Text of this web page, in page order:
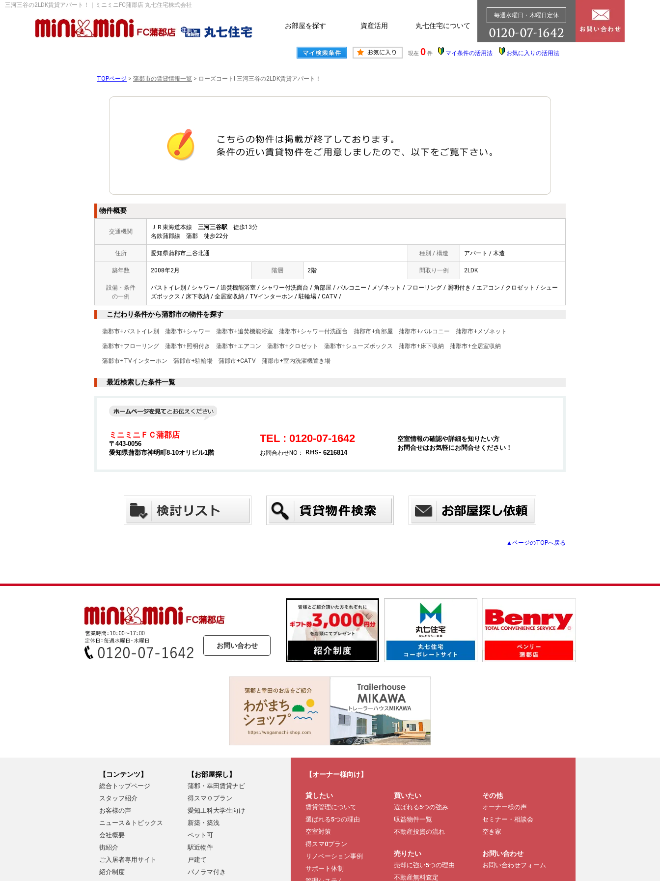
三河三谷の2LDK賃貸アパート！｜ミニミニFC蒲郡店 丸七住宅株式会社
お部屋を探す 資産活用 丸七住宅について
毎週水曜日・木曜日定休
現在 0 件 マイ条件の活用法 お気に入りの活用法
TOPページ > 蒲郡市の賃貸情報一覧 > ローズコートI 三河三谷の2LDK賃貸アパート！
物件概要
交通機関
ＪＲ東海道本線 三河三谷駅 徒歩13分
名鉄蒲郡線 蒲郡 徒歩22分
住所 愛知県蒲郡市三谷北通 種別 / 構造 アパート / 木造
築年数 2008年2月 階層 2階 間取り一例 2LDK
設備・条件
の一例
バストイレ別 / シャワー / 追焚機能浴室 / シャワー付洗面台 / 角部屋 / バルコニー / メゾネット / フローリング / 照明付き / エアコン / クロゼット / シュー
ズボックス / 床下収納 / 全居室収納 / TVインターホン / 駐輪場 / CATV /
こだわり条件から蒲郡市の物件を探す
蒲郡市+バストイレ別 蒲郡市+シャワー 蒲郡市+追焚機能浴室 蒲郡市+シャワー付洗面台 蒲郡市+角部屋 蒲郡市+バルコニー 蒲郡市+メゾネット
蒲郡市+フローリング 蒲郡市+照明付き 蒲郡市+エアコン 蒲郡市+クロゼット 蒲郡市+シューズボックス 蒲郡市+床下収納 蒲郡市+全居室収納
蒲郡市+TVインターホン 蒲郡市+駐輪場 蒲郡市+CATV 蒲郡市+室内洗濯機置き場
最近検索した条件一覧
ミニミニＦＣ蒲郡店
〒443-0056
愛知県蒲郡市神明町8-10オリビル1階
TEL : 0120-07-1642
お問合わせNO： 6216814
空室情報の確認や詳細を知りたい方
お問合せはお気軽にお問合せください！
▲ページのTOPへ戻る
お問い合わせ
【コンテンツ】
総合トップページ
スタッフ紹介
お客様の声
ニュース＆トピックス
会社概要
街紹介
ご入居者専用サイト
紹介制度
【お部屋探し】
蒲郡・幸田賃貸ナビ
得スマ０プラン
愛知工科大学生向け
新築・築浅
ペット可
駅近物件
戸建て
パノラマ付き
【オーナー様向け】
貸したい
賃貸管理について
選ばれる5つの理由
空室対策
得スマ0プラン
リノベーション事例
サポート体制
買いたい
選ばれる5つの強み
収益物件一覧
不動産投資の流れ
売りたい
売却に強い5つの理由
不動産無料査定
その他
オーナー様の声
セミナー・相談会
空き家
お問い合わせ
お問い合わせフォーム